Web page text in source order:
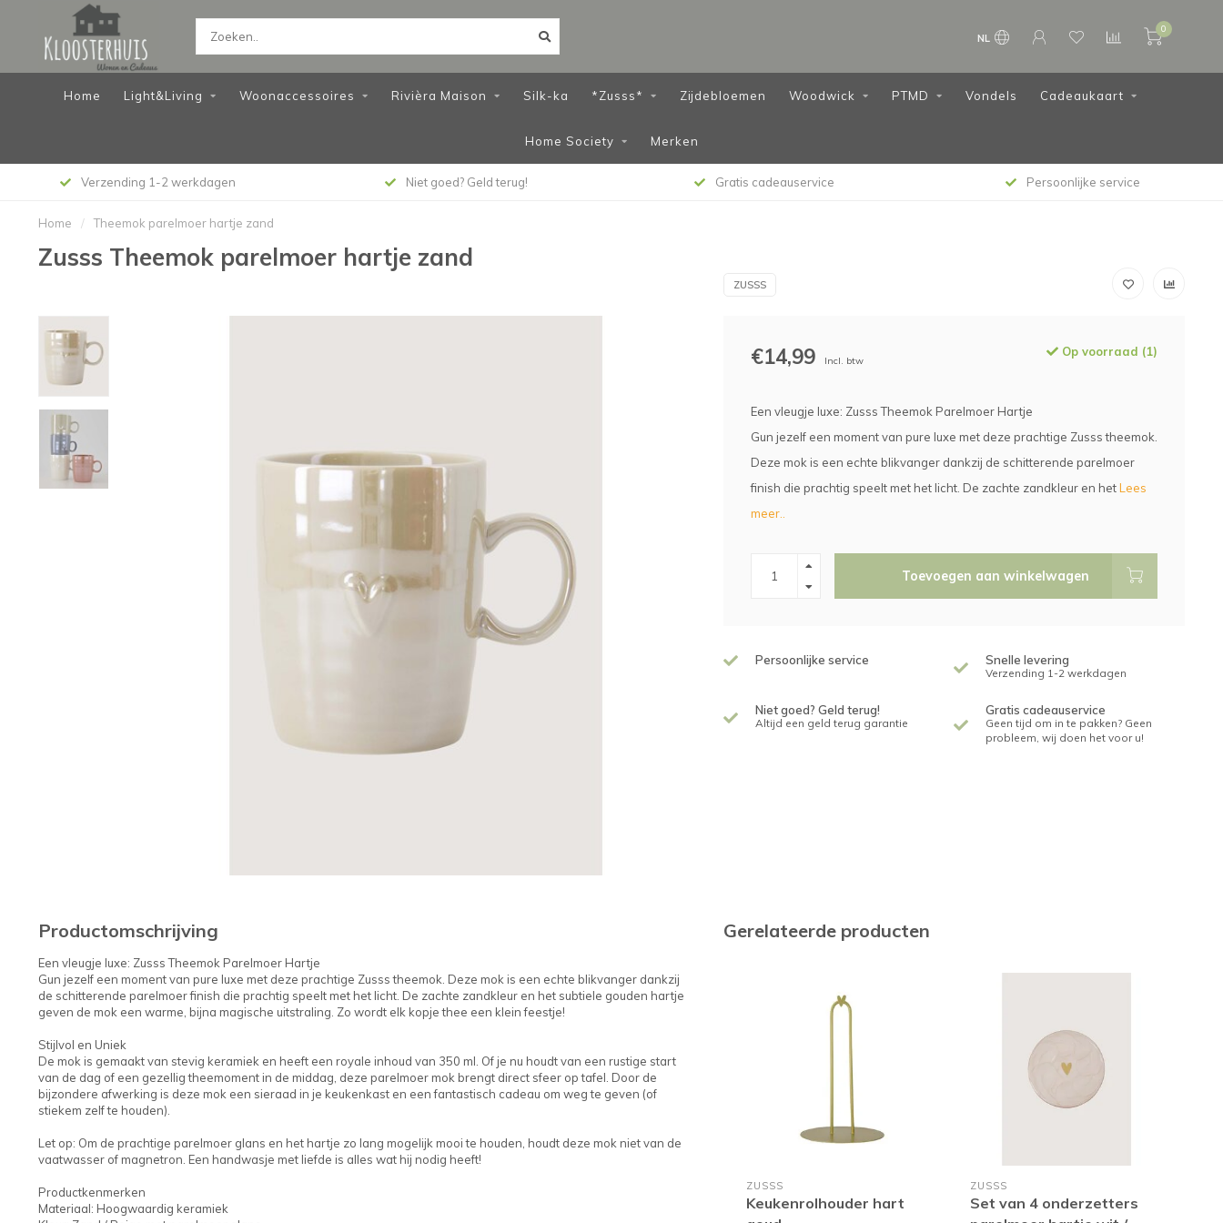
NL
0
Home Light&Living Woonaccessoires Rivièra Maison Silk-ka *Zusss* Zijdebloemen Woodwick PTMD Vondels Cadeaukaart
Home Society Merken
Verzending 1-2 werkdagen Niet goed? Geld terug! Gratis cadeauservice Persoonlijke service
Home / Theemok parelmoer hartje zand
Zusss Theemok parelmoer hartje zand
ZUSSS
€14,99 Incl. btw
Op voorraad (1)
Een vleugje luxe: Zusss Theemok Parelmoer Hartje
Gun jezelf een moment van pure luxe met deze prachtige Zusss theemok.
Deze mok is een echte blikvanger dankzij de schitterende parelmoer
finish die prachtig speelt met het licht. De zachte zandkleur en hetLees
meer..
Toevoegen aan winkelwagen
Persoonlijke service Snelle levering
Verzending 1-2 werkdagen
Niet goed? Geld terug!
Altijd een geld terug garantie
Gratis cadeauservice
Geen tijd om in te pakken? Geen
probleem, wij doen het voor u!
Productomschrijving
Een vleugje luxe: Zusss Theemok Parelmoer Hartje
Gun jezelf een moment van pure luxe met deze prachtige Zusss theemok. Deze mok is een echte blikvanger dankzij
de schitterende parelmoer finish die prachtig speelt met het licht. De zachte zandkleur en het subtiele gouden hartje
geven de mok een warme, bijna magische uitstraling. Zo wordt elk kopje thee een klein feestje!
Stijlvol en Uniek
De mok is gemaakt van stevig keramiek en heeft een royale inhoud van 350 ml. Of je nu houdt van een rustige start
van de dag of een gezellig theemoment in de middag, deze parelmoer mok brengt direct sfeer op tafel. Door de
bijzondere afwerking is deze mok een sieraad in je keukenkast en een fantastisch cadeau om weg te geven (of
stiekem zelf te houden).
Let op: Om de prachtige parelmoer glans en het hartje zo lang mogelijk mooi te houden, houdt deze mok niet van de
vaatwasser of magnetron. Een handwasje met liefde is alles wat hij nodig heeft!
Productkenmerken
Materiaal: Hoogwaardig keramiek
Gerelateerde producten
ZUSSS
Keukenrolhouder hart
ZUSSS
Set van 4 onderzetters